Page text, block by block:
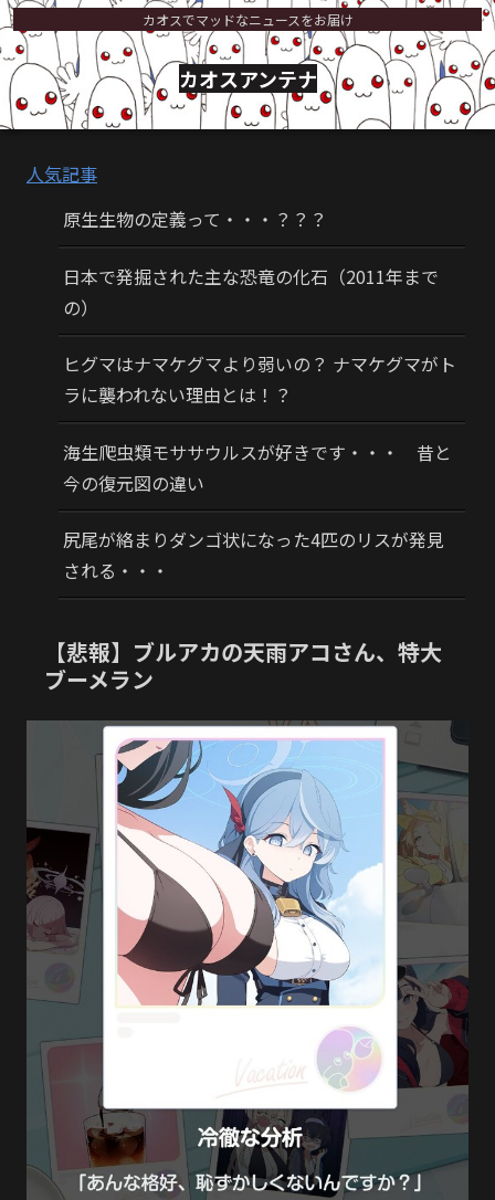
カオスでマッドなニュースをお届け
カオスアンテナ
人気記事
原生生物の定義って・・・？？？
日本で発掘された主な恐竜の化石（2011年まで
の）
ヒグマはナマケグマより弱いの？ ナマケグマがト
ラに襲われない理由とは！？
海生爬虫類モササウルスが好きです・・・ 昔と
今の復元図の違い
尻尾が絡まりダンゴ状になった4匹のリスが発見
される・・・
【悲報】ブルアカの天雨アコさん、特大
ブーメラン